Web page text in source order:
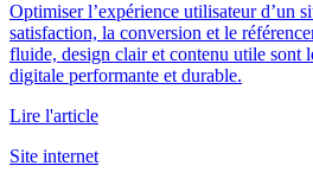
Optimiser l’expérience utilisateur d’un
satisfaction, la conversion et le
fluide, design clair et contenu utile sont
digitale performante et durable.
Lire l'article
Site internet